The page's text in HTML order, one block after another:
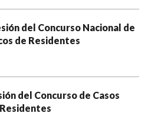
del Concurso Nacional de
de Residentes
del Concurso de Casos